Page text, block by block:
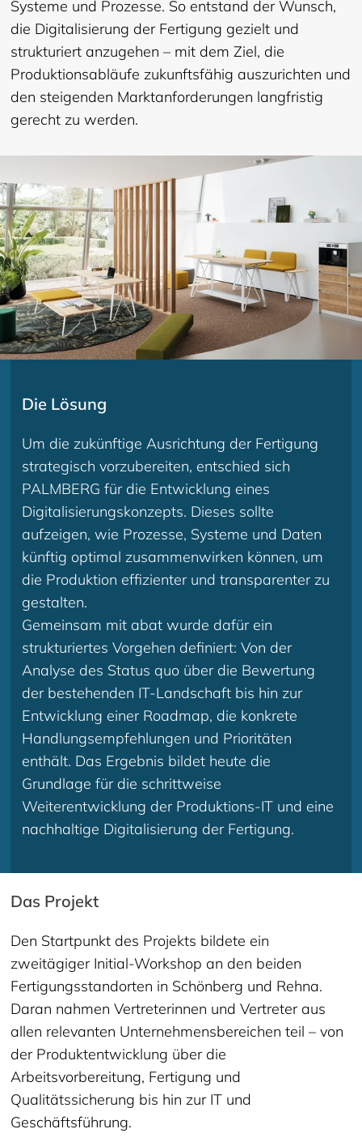
Systeme und Prozesse. So entstand der Wunsch,
die Digitalisierung der Fertigung gezielt und
strukturiert anzugehen – mit dem Ziel, die
Produktionsabläufe zukunftsfähig auszurichten und
den steigenden Marktanforderungen langfristig
gerecht zu werden.
Die Lösung
Um die zukünftige Ausrichtung der Fertigung
strategisch vorzubereiten, entschied sich
PALMBERG für die Entwicklung eines
Digitalisierungskonzepts. Dieses sollte
aufzeigen, wie Prozesse, Systeme und Daten
künftig optimal zusammenwirken können, um
die Produktion effizienter und transparenter zu
gestalten.
Gemeinsam mit abat wurde dafür ein
strukturiertes Vorgehen definiert: Von der
Analyse des Status quo über die Bewertung
der bestehenden IT-Landschaft bis hin zur
Entwicklung einer Roadmap, die konkrete
Handlungsempfehlungen und Prioritäten
enthält. Das Ergebnis bildet heute die
Grundlage für die schrittweise
Weiterentwicklung der Produktions-IT und eine
nachhaltige Digitalisierung der Fertigung.
Das Projekt
Den Startpunkt des Projekts bildete ein
zweitägiger Initial-Workshop an den beiden
Fertigungsstandorten in Schönberg und Rehna.
Daran nahmen Vertreterinnen und Vertreter aus
allen relevanten Unternehmensbereichen teil – von
der Produktentwicklung über die
Arbeitsvorbereitung, Fertigung und
Qualitätssicherung bis hin zur IT und
Geschäftsführung.